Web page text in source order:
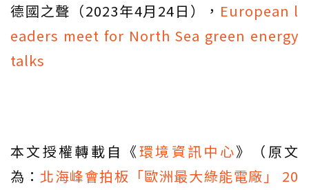
德國之聲（2023年4月24日）， European l
eaders meet for North Sea green energy
talks
本文授權轉載自《環境資訊中心》（原文
為： 北海峰會拍板「歐洲最大綠能電廠」 20